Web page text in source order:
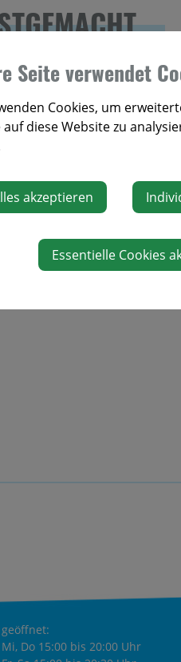
geöffnet:
Mi, Do 15:00 bis 20:00 Uhr
Seite verwendet
Cookies, um
diese Website zu
akzeptieren
Essentielle Cookies